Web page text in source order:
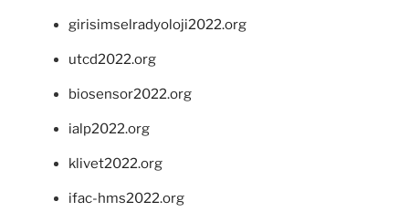
girisimselradyoloji2022.org
utcd2022.org
biosensor2022.org
ialp2022.org
klivet2022.org
ifac-hms2022.org